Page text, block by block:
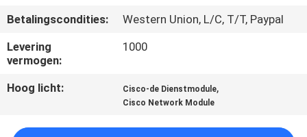
OP
NIEUWS
Betalingscondities:
Western Union, L/C, T/T, Paypal
Levering
vermogen:
1000
Hoog licht: Cisco-de Dienstmodule,
Cisco Network Module